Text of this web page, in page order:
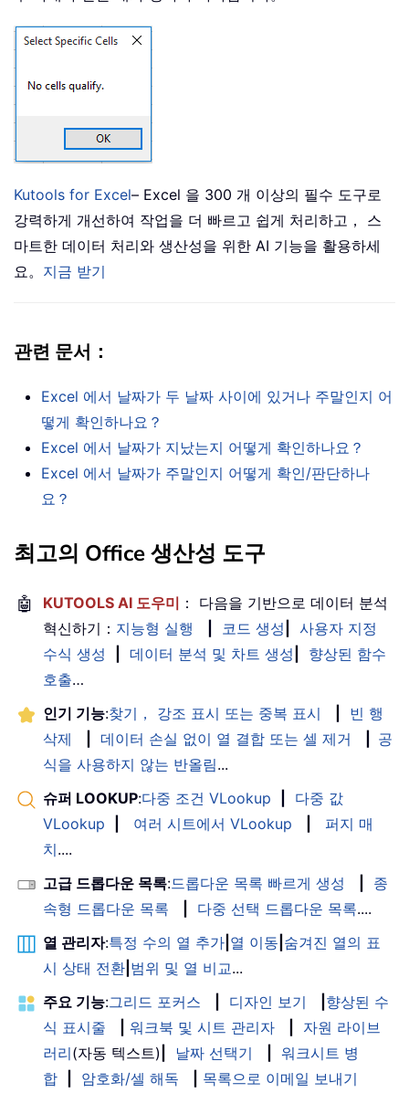
Kutools for Excel– Excel 을 300 개 이상의 필수 도구로
강력하게 개선하여 작업을 더 빠르고 쉽게 처리하고， 스
마트한 데이터 처리와 생산성을 위한 AI 기능을 활용하세
요。 지금 받기
관련 문서：
Excel 에서 날짜가 두 날짜 사이에 있거나 주말인지 어
떻게 확인하나요？
Excel 에서 날짜가 지났는지 어떻게 확인하나요？
Excel 에서 날짜가 주말인지 어떻게 확인/판단하나
요？
최고의 Office 생산성 도구
🤖 KUTOOLS AI 도우미 ： 다음을 기반으로 데이터 분석
혁신하기： 지능형 실행 코드 생성
사용자 지정
수식 생성
데이터 분석 및 차트 생성
향상된 함수
호출…
인기 기능:찾기， 강조 표시 또는 중복 표시
빈 행
삭제
데이터 손실 없이 열 결합 또는 셀 제거
공
식을 사용하지 않는 반올림...
슈퍼 LOOKUP:다중 조건 VLookup
다중 값
VLookup
여러 시트에서 VLookup
퍼지 매
치....
고급 드롭다운 목록:드롭다운 목록 빠르게 생성
종
속형 드롭다운 목록
다중 선택 드롭다운 목록....
열 관리자:특정 수의 열 추가 열 이동 숨겨진 열의 표
시 상태 전환 범위 및 열 비교...
주요 기능:그리드 포커스 디자인 보기
향상된 수
식 표시줄
워크북 및 시트 관리자
자원 라이브
러리(자동 텍스트) 날짜 선택기
워크시트 병
합
암호화/셀 해독
목록으로 이메일 보내기